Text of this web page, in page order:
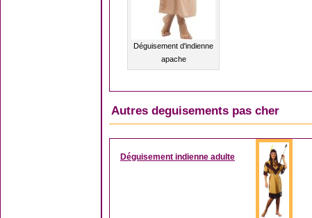
Déguisement d'indienne
apache
Autres deguisements pas cher
Déguisement indienne adulte